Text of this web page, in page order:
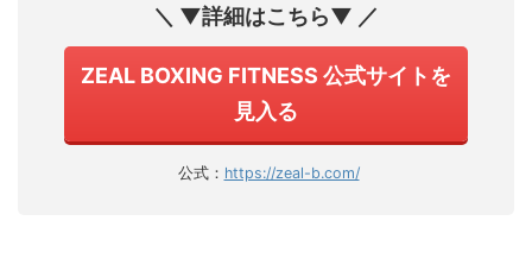
＼ ▼詳細はこちら▼ ／
ZEAL BOXING FITNESS 公式サイトを
見入る
公式： https://zeal-b.com/